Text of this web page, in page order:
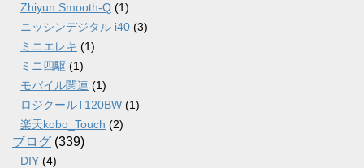
Zhiyun Smooth-Q (1)
ニッシンデジタル i40 (3)
ミニエレキ (1)
ミニ四駆 (1)
モバイル関連 (1)
ロジクールT120BW (1)
楽天kobo_Touch (2)
ブログ (339)
DIY (4)